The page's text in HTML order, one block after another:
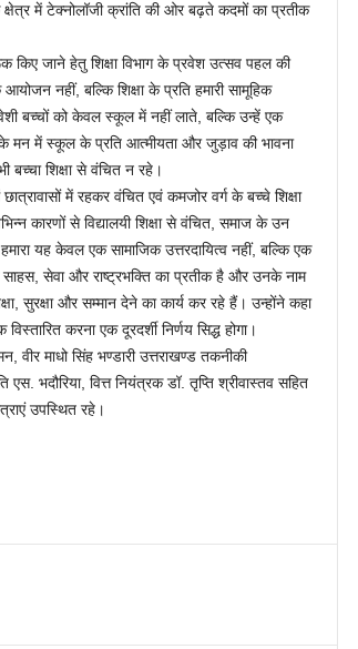
में टेक्नोलॉजी क्रांति की ओर बढ़ते कदमों का प्रतीक
किए जाने हेतु शिक्षा विभाग के प्रवेश उत्सव पहल की
नहीं, बल्कि शिक्षा के प्रति हमारी सामूहिक
बच्चों को केवल स्कूल में नहीं लाते, बल्कि उन्हें एक
मन में स्कूल के प्रति आत्मीयता और जुड़ाव की भावना
बच्चा शिक्षा से वंचित न रहे।
में रहकर वंचित एवं कमजोर वर्ग के बच्चे शिक्षा
कारणों से विद्यालयी शिक्षा से वंचित, समाज के उन
यह केवल एक सामाजिक उत्तरदायित्व नहीं, बल्कि एक
साहस, सेवा और राष्ट्रभक्ति का प्रतीक है और उनके नाम
सुरक्षा और सम्मान देने का कार्य कर रहे हैं। उन्होंने कहा
करना एक दूरदर्शी निर्णय सिद्ध होगा।
वीर माधो सिंह भण्डारी उत्तराखण्ड तकनीकी
भदौरिया, वित्त नियंत्रक डॉ. तृप्ति श्रीवास्तव सहित
उपस्थित रहे।